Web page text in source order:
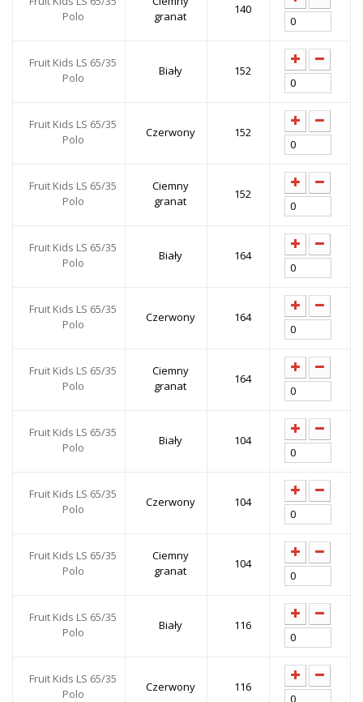
Polo
granat
140
Fruit Kids LS 65/35
Polo
Biały 152
Fruit Kids LS 65/35
Polo
Czerwony 152
Fruit Kids LS 65/35
Polo
Ciemny
granat
152
Fruit Kids LS 65/35
Polo
Biały 164
Fruit Kids LS 65/35
Polo
Czerwony 164
Fruit Kids LS 65/35
Polo
Ciemny
granat
164
Fruit Kids LS 65/35
Polo
Biały 104
Fruit Kids LS 65/35
Polo
Czerwony 104
Fruit Kids LS 65/35
Polo
Ciemny
granat
104
Fruit Kids LS 65/35
Polo
Biały 116
Fruit Kids LS 65/35
Polo
Czerwony 116